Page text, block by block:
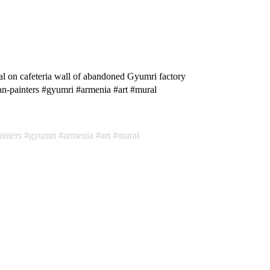
on cafeteria wall of abandoned Gyumri factory
#gyumri #armenia #art #mural
gyumri armenia art
mural